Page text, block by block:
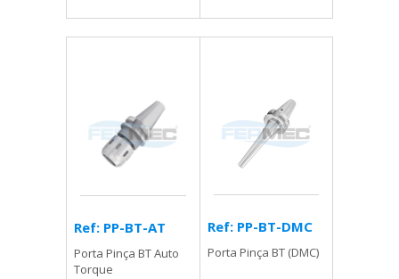
Ref: PP-BT-AT
Porta Pinça BT Auto
Torque
Ref: PP-BT-DMC
Porta Pinça BT (DMC)